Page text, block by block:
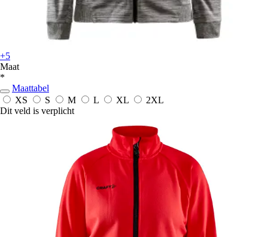
+5
Maat
*
Maattabel
XS
S M L XL
2XL
Dit veld is verplicht